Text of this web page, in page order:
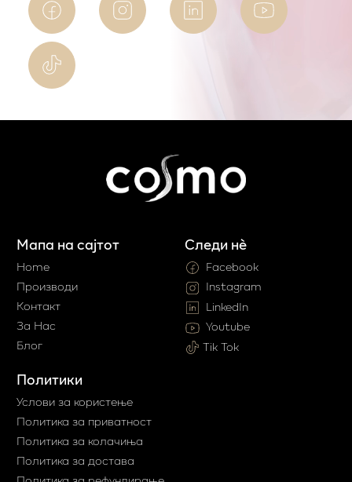
Мапа на сајтот
Home
Производи
Контакт
За Нас
Блог
Политики
Услови за користење
Политика за приватност
Политика за колачиња
Политика за достава
Следи нè
Facebook
Instagram
LinkedIn
Youtube
Tik Tok